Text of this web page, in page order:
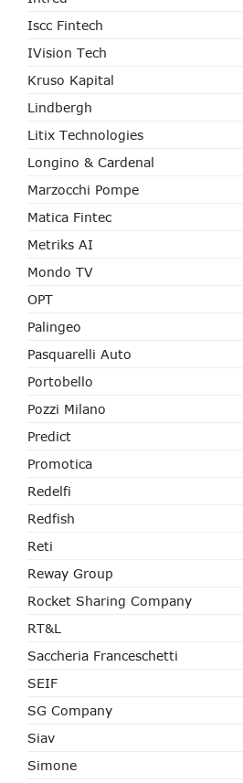
Iscc Fintech
IVision Tech
Kruso Kapital
Lindbergh
Litix Technologies
Longino & Cardenal
Marzocchi Pompe
Matica Fintec
Metriks AI
Mondo TV
OPT
Palingeo
Pasquarelli Auto
Portobello
Pozzi Milano
Predict
Promotica
Redelfi
Redfish
Reti
Reway Group
Rocket Sharing Company
RT&L
Saccheria Franceschetti
SEIF
SG Company
Siav
Simone